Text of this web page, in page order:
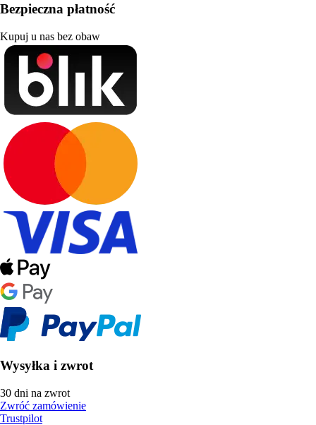
Bezpieczna płatność
Kupuj u nas bez obaw
Wysyłka i zwrot
30 dni na zwrot
Zwróć zamówienie
Trustpilot